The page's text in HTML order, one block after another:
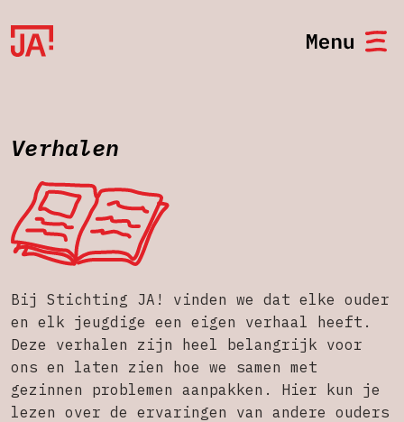
Verhalen
Bij Stichting JA! vinden we dat elke ouder
en elk jeugdige een eigen verhaal heeft.
Deze verhalen zijn heel belangrijk voor
ons en laten zien hoe we samen met
gezinnen problemen aanpakken. Hier kun je
lezen over de ervaringen van andere ouders